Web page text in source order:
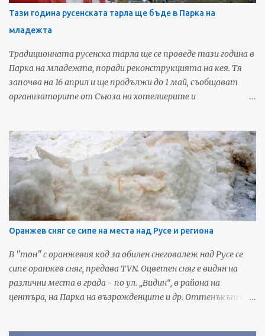
информация за провеждането на срещите в Русе. Очаква се
до началото на септември да бъде готов рекламния
обемен надпис РУСЕ, който ще бъде монтиран в Градската
градина. Ще бъде подготвена и богата съпътстваща
програма. Очакват се над 150 000 души да проследят
мачовете на живо само в България. Телевизионната
картина ще бъ...
Тази година русенската тарла ще бъде в Парка на
младежта
Традиционната русенска тарла ще се проведе тази година в
Парка на младежта, поради реконструкцията на кея. Тя
започва на 16 април и ще продължи до 1 май, съобщават
организаторите от Съюза на хотелиерите и
люлки за тийнейджъри. На 11 места ще има изнесени
заведения на местни ресторанти за бира, безалкохолни и
скара. Източник: Арена За още любопитни новини и
предстоящи събития от Русе, харесайте нашата Фейсбук
страница - Русенските Новини
Оранжев сняг се сипе на места над Русе и региона
В "тон" с оранжевия код за обилен снеговалеж над Русе се
сипе оранжев сняг, предава TVN. Оцветен сняг е видян на
различни места в града - по ул. „Видин“, в района на
центъра, на Парка на възрожденците и др. Оттенъкът на